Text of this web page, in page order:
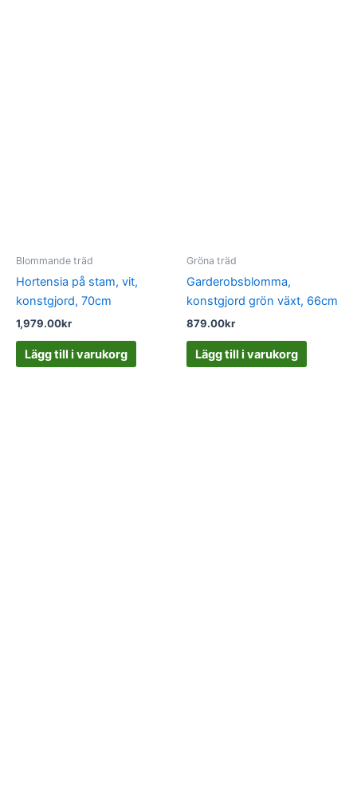
Blommande träd
Hortensia på stam, vit,
konstgjord, 70cm
1,979.00kr
Lägg till i varukorg
Gröna träd
Garderobsblomma,
konstgjord grön växt, 66cm
879.00kr
Lägg till i varukorg